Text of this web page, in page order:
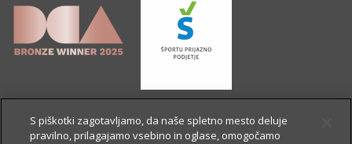
S piškotki zagotavljamo, da naše spletno mesto deluje
pravilno, prilagajamo vsebino in oglase, omogočamo